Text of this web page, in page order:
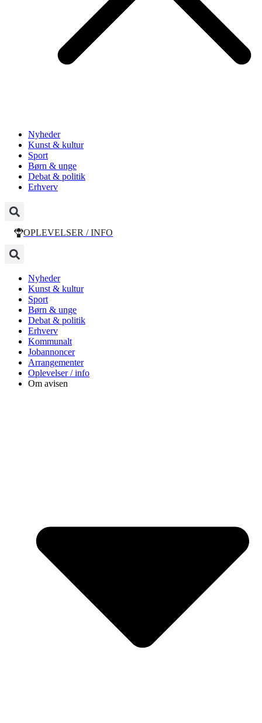
Nyheder
Kunst & kultur
Sport
Børn & unge
Debat & politik
Erhverv
OPLEVELSER / INFO
Nyheder
Kunst & kultur
Sport
Børn & unge
Debat & politik
Erhverv
Kommunalt
Jobannoncer
Arrangementer
Oplevelser / info
Om avisen